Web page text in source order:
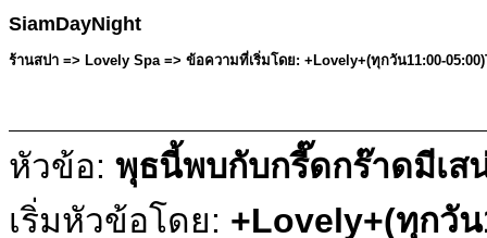
SiamDayNight
ร้านสปา => Lovely Spa => ข้อความที่เริ่มโดย: +Lovely+(ทุกวัน11:00-
หัวข้อ: พุธนี้พบกับกรี๊ดกร๊าดมีเส
เริ่มหัวข้อโดย: +Lovely+(ทุกวั